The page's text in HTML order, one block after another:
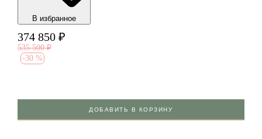
В избранноe
374 850 ₽
535 500 ₽
-30 %
ДОБАВИТЬ В КОРЗИНУ